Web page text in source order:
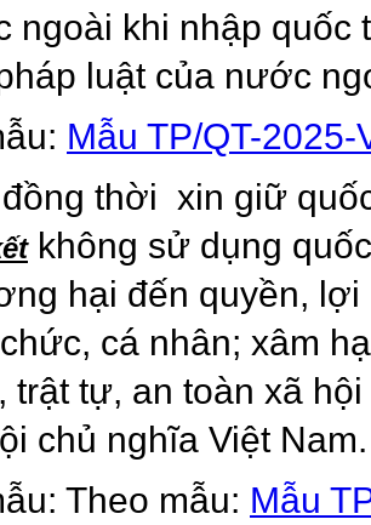
ngoài khi nhập quốc
luật của nước
Mẫu TP/QT-
thời xin giữ
không sử dụng
hại đến quyền,
cá nhân; xâm
trật tự, an toàn xã
chủ nghĩa Việt Nam.
Theo mẫu: Mẫu